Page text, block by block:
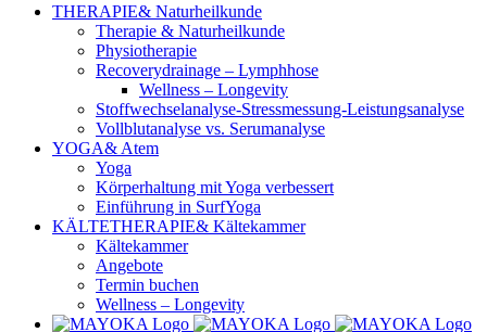
THERAPIE& Naturheilkunde
Therapie & Naturheilkunde
Physiotherapie
Recoverydrainage – Lymphhose
Wellness – Longevity
Stoffwechselanalyse-Stressmessung-Leistungsanalyse
Vollblutanalyse vs. Serumanalyse
YOGA& Atem
Yoga
Körperhaltung mit Yoga verbessert
Einführung in SurfYoga
KÄLTETHERAPIE& Kältekammer
Kältekammer
Angebote
Termin buchen
Wellness – Longevity